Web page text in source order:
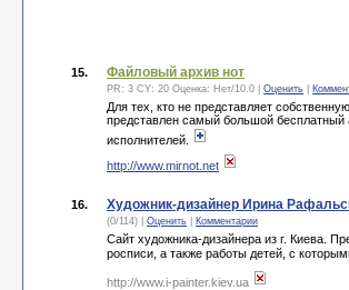
15. Файловый архив нот
PR: 3 CY: 20 Оценка: Нет/10.0 Оценить
Для тех, кто не представляет
представлен самый большой
исполнителей.
http://www.mirnot.net
16. Художник-дизайнер Ирина
(0/114) | Оценить Комментарии
Сайт художника-дизайнера из г. Киева.
росписи, а также работы детей, с
http://www.i-painter.kiev.ua